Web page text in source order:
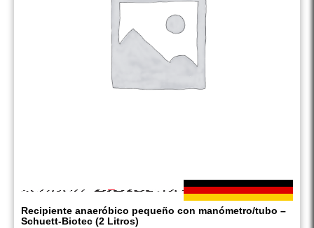
Recipiente anaeróbico pequeño con manómetro/tubo –
Schuett-Biotec (2 Litros)